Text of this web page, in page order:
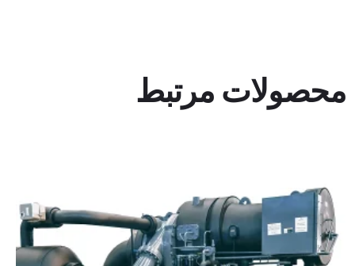
محصولات مرتبط